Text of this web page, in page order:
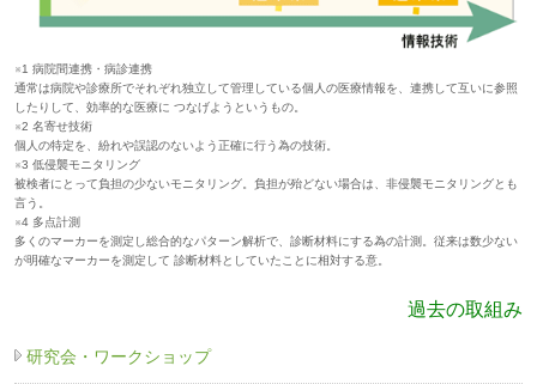
※1 病院間連携・病診連携
通常は病院や診療所でそれぞれ独立して管理している個人の医療情報を、連携して互いに参照
したりして、効率的な医療に つなげようというもの。
※2 名寄せ技術
個人の特定を、紛れや誤認のないよう正確に行う為の技術。
※3 低侵襲モニタリング
被検者にとって負担の少ないモニタリング。負担が殆どない場合は、非侵襲モニタリングとも
言う。
※4 多点計測
多くのマーカーを測定し総合的なパターン解析で、診断材料にする為の計測。従来は数少ない
が明確なマーカーを測定して 診断材料としていたことに相対する意。
過去の取組み
研究会・ワークショップ